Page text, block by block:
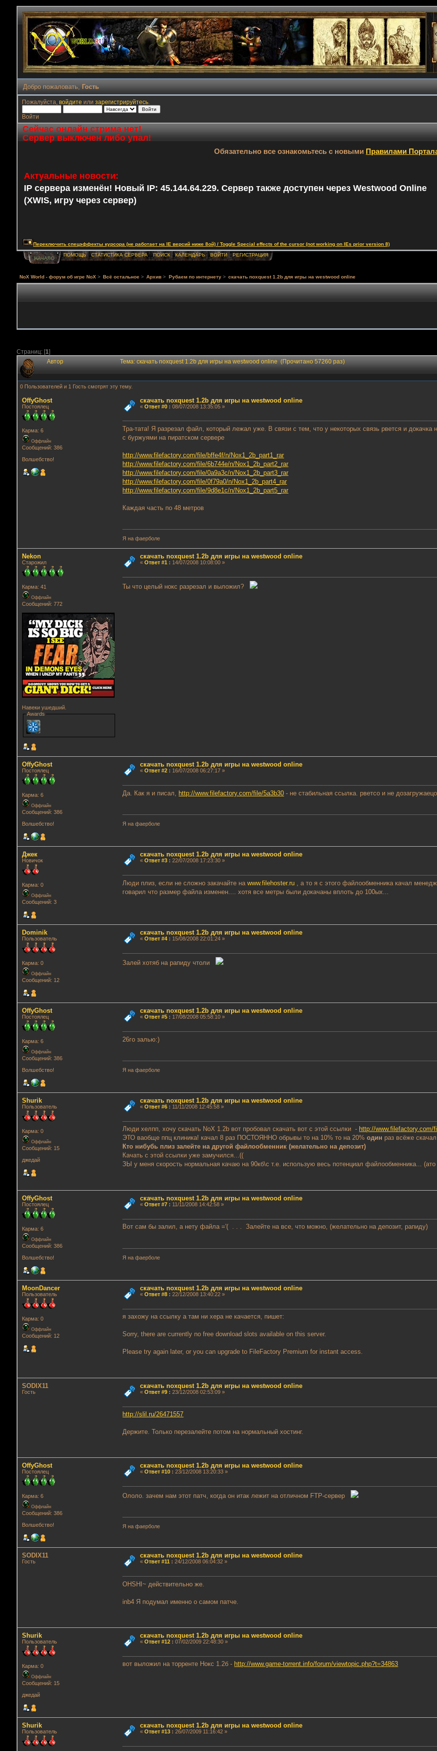
Добро пожаловать, Гость
Пожалуйста, войдите или зарегистрируйтесь.
Войти
Сейчас онлайн стрима нет!
Сервер выключен либо упал!
Обязательно все ознакомьтесь с новыми Правилами
Актуальные новости:
IP сервера изменён! Новый IP: 45.144.64.229. Сервер также доступен через Westwood Online
(XWIS, игру через сервер)
Переключить спецэффекты курсора (не работает на IE версий ниже 8ой) / Toggle Special effects of the cursor (not working on IEs prior version 8)
НАЧАЛО
ПОМОЩЬ СТАТИСТИКА СЕРВЕРА ПОИСК КАЛЕНДАРЬ ВОЙТИ РЕГИСТРАЦИЯ
NoX World - форум об игре NoX > Всё остальное > Архив > Рубаем по интернету> скачать noxquest 1.2b для игры на westwood online
Страниц: [1]
Автор Тема: скачать noxquest 1.2b для игры на westwood online (Прочитано 57260 раз)
0 Пользователей и 1 Гость смотрят эту тему.
OffyGhost
Постоялец
Карма: 6
Оффлайн
Сообщений: 386
Волшебство!
скачать noxquest 1.2b для игры на westwood online
« Ответ #0: 08/07/2008 13:35:05 »
Тра-тата! Я разрезал файл, который лежал уже. В связи с тем, что у некоторых связь рвется и
с буржуями на пиратском сервере
http://www.filefactory.com/file/bffe4f/n/Nox1_2b_part1_rar
http://www.filefactory.com/file/6b744e/n/Nox1_2b_part2_rar
http://www.filefactory.com/file/0a9a3c/n/Nox1_2b_part3_rar
http://www.filefactory.com/file/0f79a0/n/Nox1_2b_part4_rar
http://www.filefactory.com/file/9d8e1c/n/Nox1_2b_part5_rar
Каждая часть по 48 метров
Я на фаерболе
Nekon
Старожил
Карма: 41
Оффлайн
Сообщений: 772
Навеки ушедший.
Awards
скачать noxquest 1.2b для игры на westwood online
« Ответ #1 : 14/07/2008 10:08:00 »
Ты что целый нокс разрезал и выложил?
OffyGhost
Постоялец
Карма: 6
Оффлайн
Сообщений: 386
Волшебство!
скачать noxquest 1.2b для игры на westwood online
« Ответ #2: 16/07/2008 06:27:17 »
Да. Как я и писал, http://www.filefactory.com/file/5a3b30 - не стабильная ссылка. рветсо и не дозагружаецо
Я на фаерболе
Джек
Новичок
Карма: 0
Оффлайн
Сообщений: 3
скачать noxquest 1.2b для игры на westwood online
« Ответ #3: 22/07/2008 17:23:30 »
Люди плиз, если не сложно закачайте наwww.filehoster.ru , а то я с этого файлообменника качал
говарил что размер файла изменен.... хотя все метры были докачаны вплоть до 100ых...
Dominik
Пользователь
Карма: 0
Оффлайн
Сообщений: 12
скачать noxquest 1.2b для игры на westwood online
« Ответ #4: 15/08/2008 22:01:24 »
Залей хотяб на рапиду чтоли
OffyGhost
Постоялец
Карма: 6
Оффлайн
Сообщений: 386
Волшебство!
скачать noxquest 1.2b для игры на westwood online
« Ответ #5: 17/08/2008 05:58:10 »
26го залью:)
Я на фаерболе
Shurik
Пользователь
Карма: 0
Оффлайн
Сообщений: 15
джедай
скачать noxquest 1.2b для игры на westwood online
« Ответ #6: 11/11/2008 12:45:58 »
Люди хелпп, хочу скачать NoX 1.2b вот пробовал скачать вот с этой ссылки - http://www.filefactory.com/
ЭТО ваобще ппц клиника! качал 8 раз ПОСТОЯННО обрывы то на 10% то на 20%один раз всёже
Кто нибубь плиз залейте на другой файлообменник (желательно на депозит)
Качать с этой ссылки уже замучился...((
ЗЫ у меня скорость нормальная качаю на 90кб\с т.е. использую весь потенциал файлообменника...
OffyGhost
Постоялец
Карма: 6
Оффлайн
Сообщений: 386
Волшебство!
скачать noxquest 1.2b для игры на westwood online
« Ответ #7: 11/11/2008 14:42:58 »
Вот сам бы залил, а нету файла ='( . . . Залейте на все, что можно, (желательно на депозит, рапиду)
Я на фаерболе
MoonDancer
Пользователь
Карма: 0
Оффлайн
Сообщений: 12
скачать noxquest 1.2b для игры на westwood online
« Ответ #8: 22/12/2008 13:40:22 »
я захожу на ссылку а там ни хера не качается, пишет:
Sorry, there are currently no free download slots available on this server.
Please try again later, or you can upgrade to FileFactory Premium for instant access.
SODIX11
Гость
скачать noxquest 1.2b для игры на westwood online
« Ответ #9: 23/12/2008 02:53:09 »
http://slil.ru/26471557
Держите. Только перезалейте потом на нормальный хостинг.
OffyGhost
Постоялец
Карма: 6
Оффлайн
Сообщений: 386
Волшебство!
скачать noxquest 1.2b для игры на westwood online
« Ответ #10: 23/12/2008 13:20:33 »
Ололо. зачем нам этот патч, когда он итак лежит на отличном FTP-сервер
Я на фаерболе
SODIX11
Гость
скачать noxquest 1.2b для игры на westwood online
« Ответ #11 : 24/12/2008 06:04:32 »
OHSHI~ действительно же.
inb4 Я подумал именно о самом патче.
Shurik
Пользователь
Карма: 0
Оффлайн
Сообщений: 15
джедай
скачать noxquest 1.2b для игры на westwood online
« Ответ #12: 07/02/2009 22:48:30 »
вот выложил на торренте Нокс 1.2б - http://www.game-torrent.info/forum/viewtopic.php?t=34863
Shurik
Пользователь
скачать noxquest 1.2b для игры на westwood online
« Ответ #13: 26/07/2009 11:16:42 »